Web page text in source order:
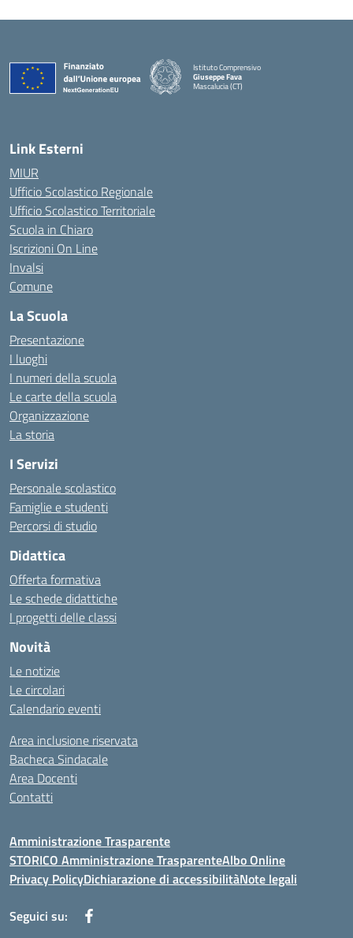
Istituto Comprensivo
Giuseppe Fava
Mascalucia (CT)
Link Esterni
MIUR
Ufficio Scolastico Regionale
Ufficio Scolastico Territoriale
Scuola in Chiaro
Iscrizioni On Line
Invalsi
Comune
La Scuola
Presentazione
I luoghi
I numeri della scuola
Le carte della scuola
Organizzazione
La storia
I Servizi
Personale scolastico
Famiglie e studenti
Percorsi di studio
Didattica
Offerta formativa
Le schede didattiche
I progetti delle classi
Novità
Le notizie
Le circolari
Calendario eventi
Area inclusione riservata
Bacheca Sindacale
Area Docenti
Contatti
Amministrazione Trasparente
STORICO Amministrazione TrasparenteAlbo Online
Privacy PolicyDichiarazione di accessibilitàNote legali
Seguici su: